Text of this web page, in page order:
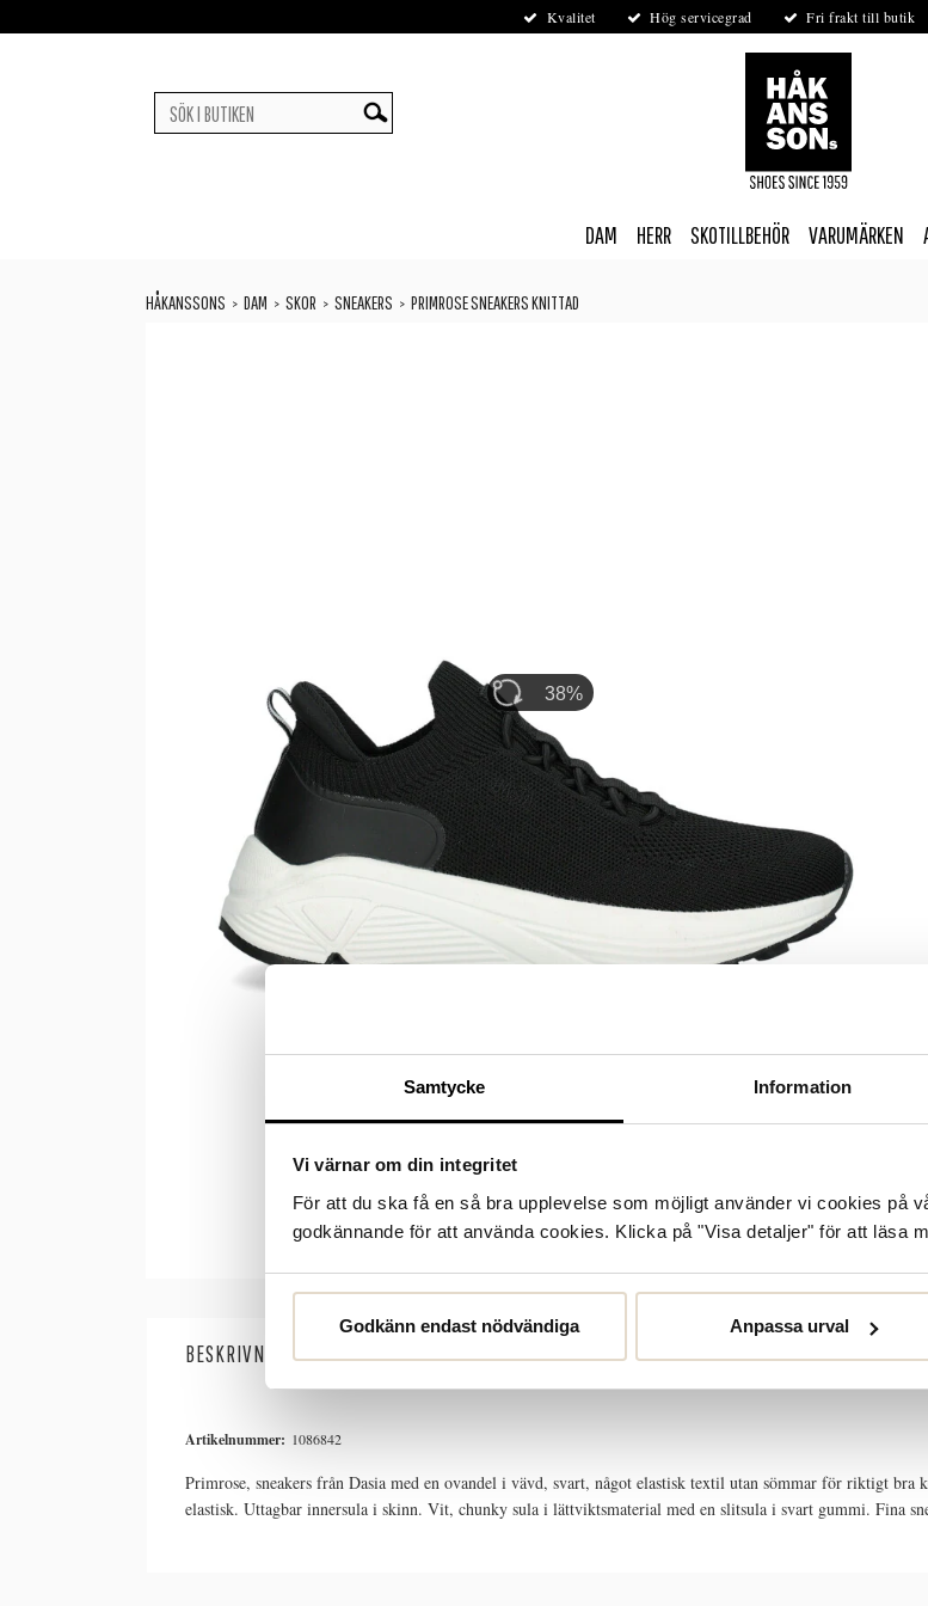
Samtycke Information
Vi värnar om din integritet
För att du ska få en så bra upplevelse som möjligt använder vi cookies på
godkännande för att använda cookies. Klicka på "Visa detaljer" för att läsa
Godkänn endast nödvändiga Anpassa urval
Kvalitet Hög servicegrad Fri frakt till butik
DAM HERR SKOTILLBEHÖR VARUMÄRKEN
HÅKANSSONS > DAM > SKOR > SNEAKERS > PRIMROSE SNEAKERS KNITTAD
63%
BESKRIVNING SPECIFIKATIONER STORLEKSGUIDE SKÖTSELRÅD
Artikelnummer: 1086842
Primrose, sneakers från Dasia med en ovandel i vävd, svart, något elastisk textil utan sömmar för riktigt bra
elastisk. Uttagbar innersula i skinn. Vit, chunky sula i lättviktsmaterial med en slitsula i svart gummi. Fina